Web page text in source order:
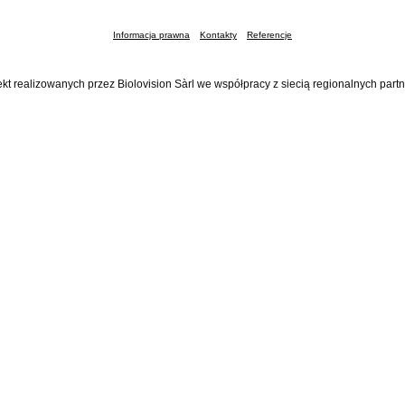
Informacja prawna Kontakty Referencje
realizowanych przez Biolovision Sàrl we współpracy z siecią regionalnych